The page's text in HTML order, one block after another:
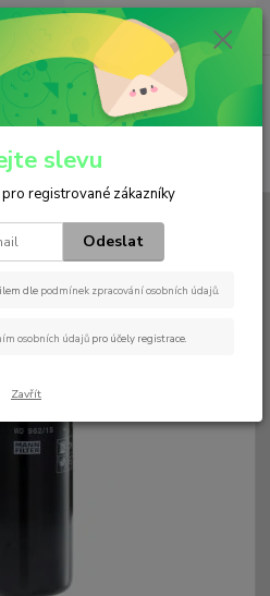
ks
0 Kč
slevu
pro registrované zákazníky
Odeslat
dle podmínek zpracování osobních údajů.
osobních údajů pro účely registrace.
Zavřít